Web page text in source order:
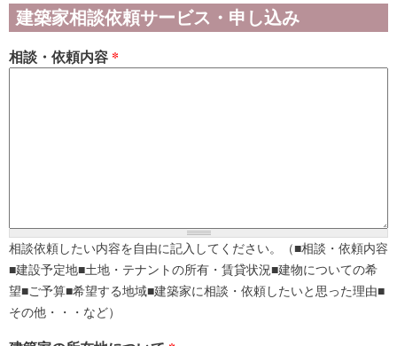
建築家相談依頼サービス・申し込み
相談・依頼内容 *
相談依頼したい内容を自由に記入してください。（■相談・依頼内容
■建設予定地■土地・テナントの所有・賃貸状況■建物についての希
望■ご予算■希望する地域■建築家に相談・依頼したいと思った理由■
その他・・・など）